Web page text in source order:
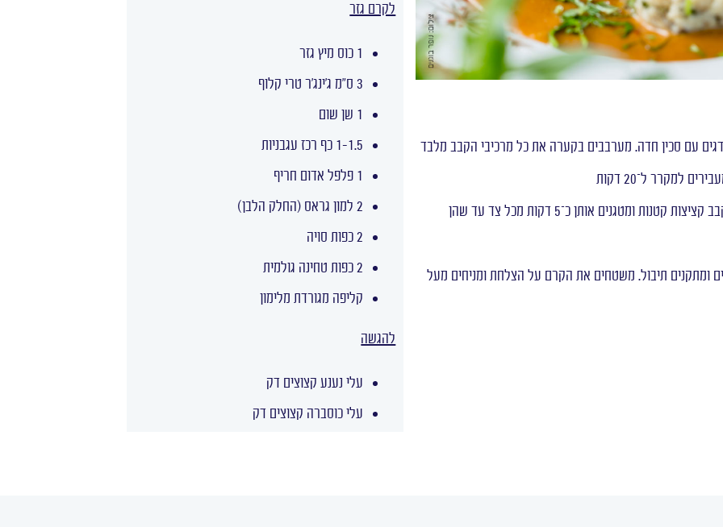
לקרם גזר
1 כוס מיץ גזר
3 ס"מ ג'ינג'ר טרי קלוף
1 שן שום
1-1.5 כף רכז עגבניות
1 פלפל אדום חריף
2 למון גראס (החלק הלבן)
2 כפות סויה
2 כפות טחינה גולמית
קליפה מגורדת מלימון
להגשה
עלי נענע קצוצים דק
עלי כוסברה קצוצים דק
עם סכין חדה. מערבבים בקערה את כל מרכיבי הקבב מלבד
למקרר ל־20 דקות
2. מחממים שמן זית במחבת, צרים מתערובת הקבב קציצות קטנות ומטגנים אותן כ־5 דקות מכל צד עד שהן
ומתקנים תיבול. משטחים את הקרם על הצלחת ומניחים מעל